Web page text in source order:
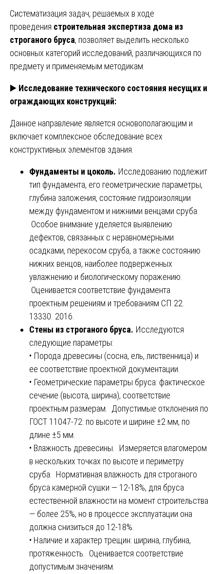
Систематизация задач, решаемых в ходе
проведения строительная экспертиза дома из
строганого бруса, позволяет выделить несколько
основных категорий исследований, различающихся по
предмету и применяемым методикам.
▶️ Исследование технического состояния несущих и
ограждающих конструкций:
Данное направление является основополагающим и
включает комплексное обследование всех
конструктивных элементов здания.
Фундаменты и цоколь. Исследованию подлежит
тип фундамента, его геометрические параметры,
глубина заложения, состояние гидроизоляции
между фундаментом и нижними венцами сруба.
Особое внимание уделяется выявлению
дефектов, связанных с неравномерными
осадками, перекосом сруба, а также состоянию
нижних венцов, наиболее подверженных
увлажнению и биологическому поражению.
Оценивается соответствие фундамента
проектным решениям и требованиям СП 22.
13330. 2016.
Стены из строганого бруса. Исследуются
следующие параметры:
• Порода древесины (сосна, ель, лиственница) и
ее соответствие проектной документации.
• Геометрические параметры бруса: фактическое
сечение (высота, ширина), соответствие
проектным размерам. Допустимые отклонения по
ГОСТ 11047-72: по высоте и ширине ±2 мм, по
длине ±5 мм.
• Влажность древесины. Измеряется влагомером
в нескольких точках по высоте и периметру
сруба. Нормативная влажность для строганого
бруса камерной сушки — 12-18%, для бруса
естественной влажности на момент строительства
— более 25%, но в процессе эксплуатации она
должна снизиться до 12-18%.
• Наличие и характер трещин: ширина, глубина,
протяженность. Оценивается соответствие
допустимым значениям.